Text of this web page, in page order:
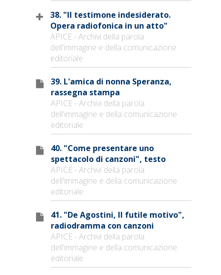
38. "Il testimone indesiderato.
Opera radiofonica in un atto"
APICE - Archivi della parola
dell'immagine e della comunicazione
editoriale
39. L'amica di nonna Speranza,
rassegna stampa
APICE - Archivi della parola
dell'immagine e della comunicazione
editoriale
40. "Come presentare uno
spettacolo di canzoni", testo
APICE - Archivi della parola
dell'immagine e della comunicazione
editoriale
41. "De Agostini, Il futile motivo",
radiodramma con canzoni
APICE - Archivi della parola
dell'immagine e della comunicazione
editoriale